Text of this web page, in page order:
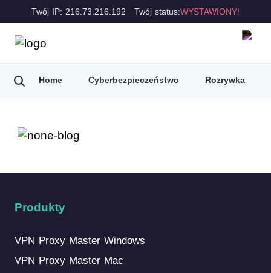
Twój IP: 216.73.216.192 Twój status:WYSTAWIONY!
Home Cyberbezpieczeństwo Rozrywka
Produkty
VPN Proxy Master Windows
VPN Proxy Master Mac